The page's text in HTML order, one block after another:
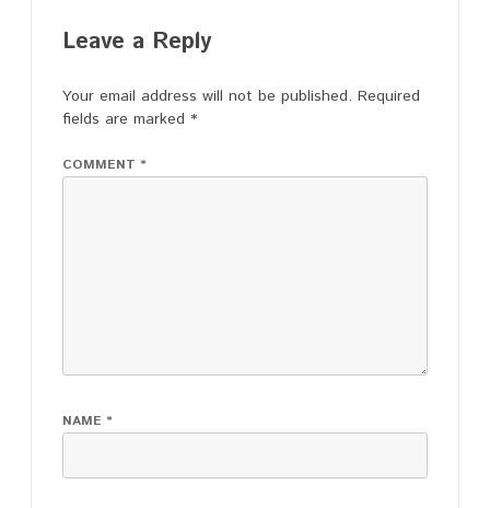
Leave a Reply
Your email address will not be published. Required
fields are marked *
COMMENT *
NAME *